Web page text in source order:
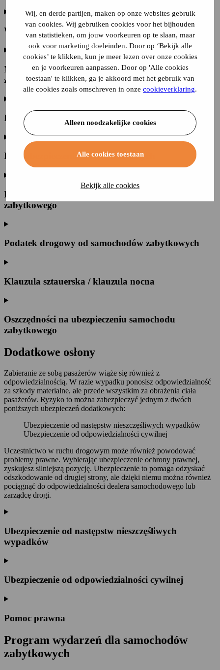
Wij, en derde partijen, maken op onze websites gebruik
van cookies. Wij gebruiken cookies voor het bijhouden
van statistieken, om jouw voorkeuren op te slaan, maar
ook voor marketing doeleinden. Door op ‘Bekijk alle
cookies’ te klikken, kun je meer lezen over onze cookies
en je voorkeuren aanpassen. Door op 'Alle cookies
toestaan' te klikken, ga je akkoord met het gebruik van
alle cookies zoals omschreven in onze cookieverklaring.
Alleen noodzakelijke cookies
Alle cookies toestaan
Bekijk alle cookies
Warunki ubezpieczenia samochodu zabytkowego
Możliwe zakresy ubezpieczenia samochodu
zabytkowego
Porównaj ubezpieczenie samochodu zabytkowego
Inne ubezpieczenia dla osób starszych
Brak lat bez roszczeń w przypadku samochodu
zabytkowego
Podatek drogowy od samochodów zabytkowych
Klauzula sztauerska / klauzula nocna
Oszczędności na ubezpieczeniu samochodu
zabytkowego
Dodatkowe osłony
Zabieranie ze sobą pasażerów wiąże się również z
odpowiedzialnością. W razie wypadku ponosisz odpowiedzialność
za szkody materialne, ale przede wszystkim za obrażenia ciała
pasażerów. Ryzyko to można zabezpieczyć jednym z dwóch
poniższych ubezpieczeń dodatkowych:
Ubezpieczenie od następstw nieszczęśliwych wypadków
Ubezpieczenie od odpowiedzialności cywilnej
Uczestnictwo w ruchu drogowym może również powodować
problemy prawne. Wybierając ubezpieczenie ochrony prawnej,
zyskujesz silniejszą pozycję. Ubezpieczenie to pomaga odzyskać
odszkodowanie od drugiej strony, ale dzięki niemu można również
pociągnąć do odpowiedzialności dealera samochodowego lub
zarządcę drogi.
Ubezpieczenie od następstw nieszczęśliwych
wypadków
Ubezpieczenie od odpowiedzialności cywilnej
Pomoc prawna
Program wydarzeń dla samochodów
zabytkowych